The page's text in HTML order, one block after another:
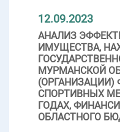
12.09.2023
АНАЛИЗ
ИМУЩЕСТВА,
МУРМАНСКОЙ
(ОРГАНИЗАЦИИ)
СПОРТИВНЫХ
ГОДАХ,
ОБЛАСТНОГО